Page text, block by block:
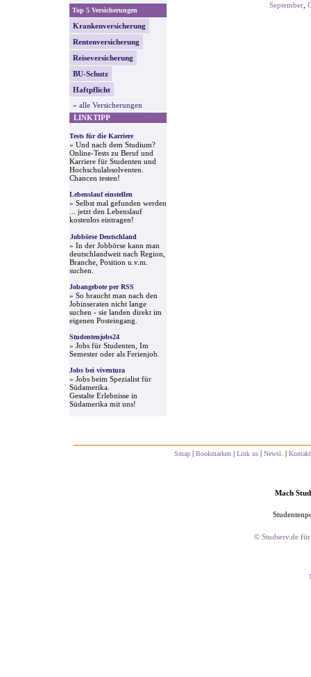
Top 5 Versicherungen
Krankenversicherung
Rentenversicherung
Reiseversicherung
BU-Schutz
Haftpflicht
» alle Versicherungen
LINKTIPP
Tests für die Karriere
» Und nach dem Studium?
Online-Tests zu Beruf und
Karriere für Studenten und
Hochschulabsolventen.
Chancen testen!
Lebenslauf einstellen
» Selbst mal gefunden werden
... jetzt den Lebenslauf
kostenlos eintragen!
Jobbörse Deutschland
» In der Jobbörse kann man
deutschlandweit nach Region,
Branche, Position u.v.m.
suchen.
Jobangebote per RSS
» So braucht man nach den
Jobinseraten nicht lange
suchen - sie landen direkt im
eigenen Posteingang.
Studentenjobs24
» Jobs für Studenten, Im
Semester oder als Ferienjob.
Jobs bei viventura
» Jobs beim Spezialist für
Südamerika.
Gestalte Erlebnisse in
Südamerika mit uns!
September ,
Smap | Bookmarken | Link us | Newsl. | Kontakt
Mach
© Studserv.de für